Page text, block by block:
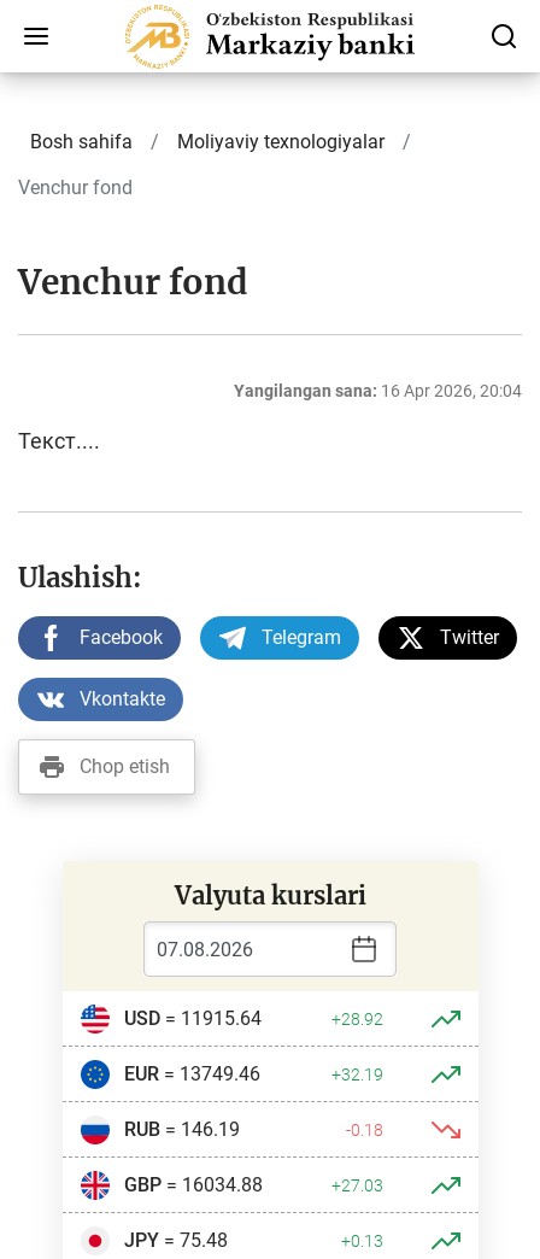
Bosh sahifa
Moliyaviy texnologiyalar
Venchur fond
Venchur fond
Yangilangan sana: 16 Apr 2026, 20:04
Текст....
Ulashish:
Facebook Telegram Twitter
Vkontakte
Chop etish
Valyuta kurslari
USD= 11915.64 +28.92
EUR= 13749.46 +32.19
RUB= 146.19 -0.18
GBP= 16034.88 +27.03
JPY= 75.48 +0.13